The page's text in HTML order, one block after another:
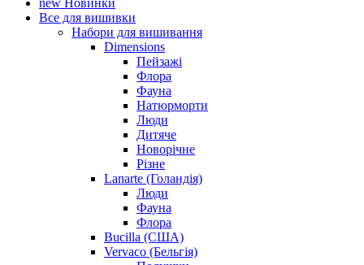
Все для вишивки
Набори для вишивання
Dimensions
Пейзажі
Флора
Фауна
Натюрморти
Люди
Дитяче
Новорічне
Різне
Lanarte (Голандія)
Люди
Фауна
Флора
Bucilla (США)
Vervaco (Бельгія)